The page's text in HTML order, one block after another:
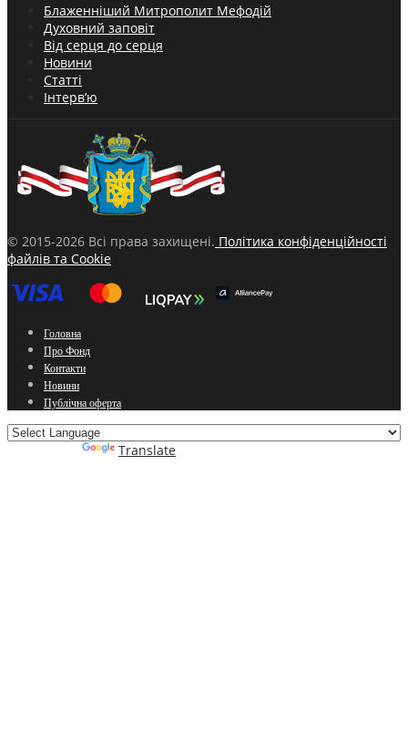
Блаженніший Митрополит Мефодій
Духовний заповіт
Від серця до серця
Новини
Статті
Інтерв’ю
© 2015-2026 Всі права захищені. Політика конфіденційності
файлів та Cookie
Головна
Про Фонд
Контакти
Новини
Публічна оферта
Translate